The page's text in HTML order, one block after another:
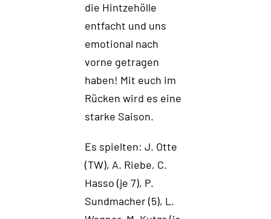
die Hintzehölle
entfacht und uns
emotional nach
vorne getragen
haben! Mit euch im
Rücken wird es eine
starke Saison.
Es spielten: J. Otte
(TW), A. Riebe, C.
Hasso (je 7), P.
Sundmacher (5), L.